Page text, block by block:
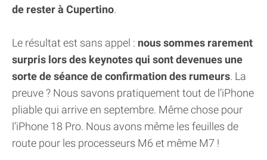
de rester à Cupertino.
Le résultat est sans appel : nous sommes rarement
surpris lors des keynotes qui sont devenues une
sorte de séance de confirmation des rumeurs. La
preuve ? Nous savons pratiquement tout de l’iPhone
pliable qui arrive en septembre. Même chose pour
l’iPhone 18 Pro. Nous avons même les feuilles de
route pour les processeurs M6 et même M7 !